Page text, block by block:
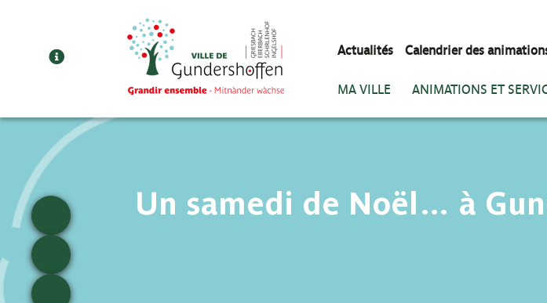
Actualités
Calendrier des
MA VILLE ANIMATIONS ET
Un samedi de Noël… à